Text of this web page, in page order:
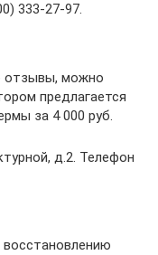
333-27-97.
отзывы, можно
предлагается
за 4 000 руб.
д.2. Телефон